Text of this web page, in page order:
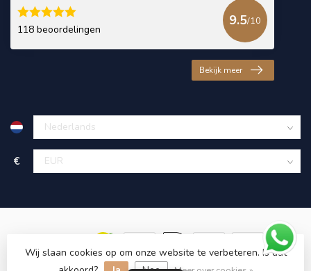
118 beoordelingen
9.5/10
Bekijk meer
€
Wij slaan cookies op om onze website te verbeteren. Is dat